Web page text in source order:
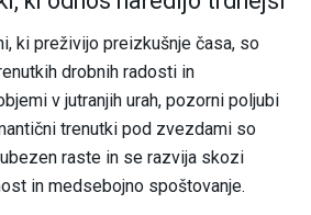
ki preživijo preizkušnje časa, so
drobnih radosti in
v jutranjih urah, pozorni poljubi
trenutki pod zvezdami so
raste in se razvija skozi
in medsebojno spoštovanje.